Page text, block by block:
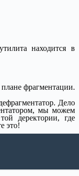
находится в
фрагментации.
Дело
мы можем
деректории, где
это!